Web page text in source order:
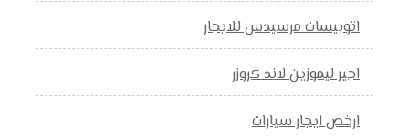
اتوبيسات مرسيدس للايجار
اجير ليموزين لاند كروزر
ارخص ايجار سيارات